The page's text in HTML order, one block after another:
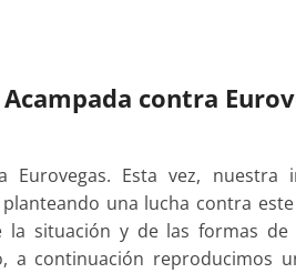
contra
Eurovegas. Esta vez, nuestra
una lucha contra
situación y de las formas de
a continuación reproducimos